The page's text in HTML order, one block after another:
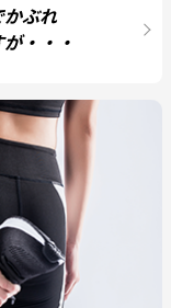
かぶれ
・・・